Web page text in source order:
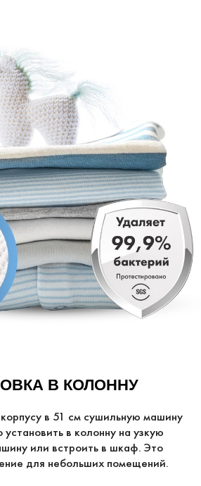
В КОЛОННУ
в 51 см сушильную машину
в колонну на узкую
или встроить в шкаф. Это
для небольших помещений.